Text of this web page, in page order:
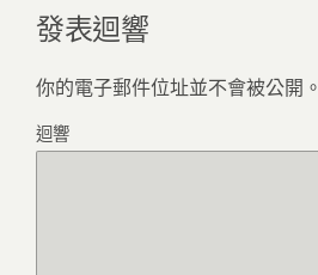
發表迴響
你的電子郵件位址並不會被公開。
迴響